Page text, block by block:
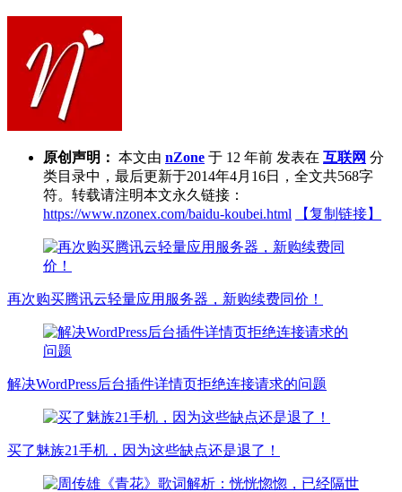
原创声明： 本文由 nZone 于 12 年前 发表在 互联网 分
类目录中，最后更新于2014年4月16日，全文共568字
符。转载请注明本文永久链接：
https://www.nzonex.com/baidu-koubei.html
【复制链接】
再次购买腾讯云轻量应用服务器，新购续费同价！
解决WordPress后台插件详情页拒绝连接请求的问题
买了魅族21手机，因为这些缺点还是退了！